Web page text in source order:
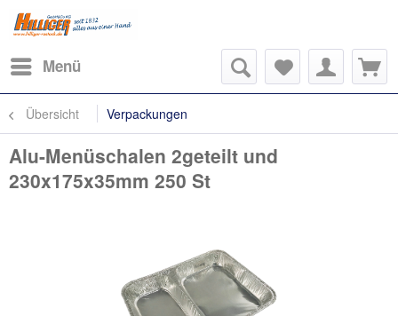
Menü
Übersicht Verpackungen
Alu-Menüschalen 2geteilt und
230x175x35mm 250 St